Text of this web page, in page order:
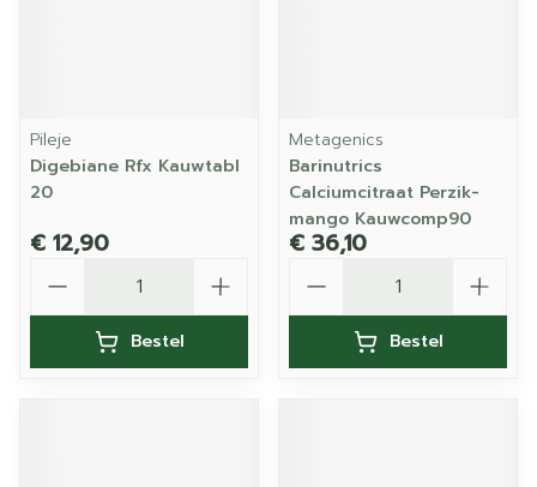
Pileje
Digebiane Rfx Kauwtabl
20
€ 12,90
Bestel
Metagenics
Barinutrics
Calciumcitraat Perzik-
mango Kauwcomp90
€ 36,10
Bestel